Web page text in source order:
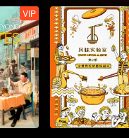
VIP